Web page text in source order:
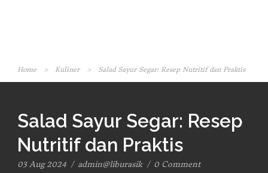
Home > Kuliner > Salad Sayur Segar: Resep Nutritif dan Praktis
Salad Sayur Segar: Resep
Nutritif dan Praktis
03 Aug 2024 / admin@liburasik / 0 Comment